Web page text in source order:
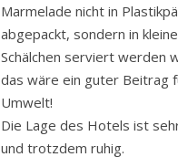
Marmelade nicht in
abgepackt, sondern in
Schälchen serviert werden
das wäre ein guter Beitrag
Umwelt!
Die Lage des Hotels ist
und trotzdem ruhig.